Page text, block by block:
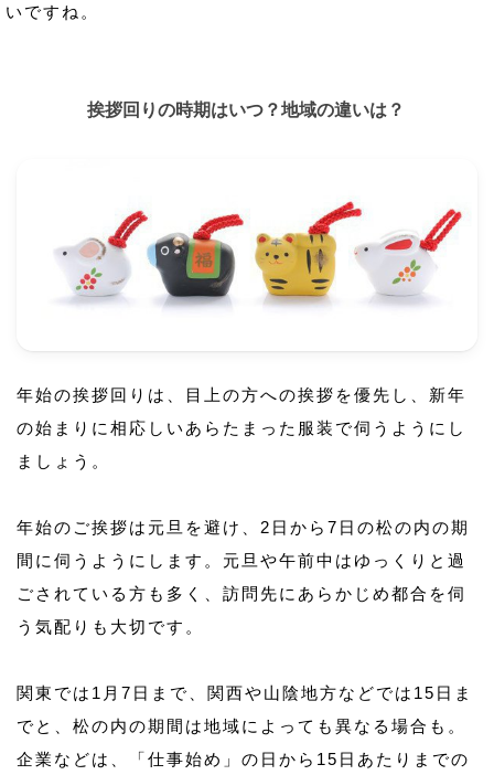
いですね。
挨拶回りの時期はいつ？地域の違いは？
年始の挨拶回りは、目上の方への挨拶を優先し、新年
の始まりに相応しいあらたまった服装で伺うようにし
ましょう。
年始のご挨拶は元旦を避け、2日から7日の松の内の期
間に伺うようにします。元旦や午前中はゆっくりと過
ごされている方も多く、訪問先にあらかじめ都合を伺
う気配りも大切です。
関東では1月7日まで、関西や山陰地方などでは15日ま
でと、松の内の期間は地域によっても異なる場合も。
企業などは、「仕事始め」の日から15日あたりまでの